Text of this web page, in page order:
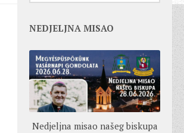
NEDJELJNA MISAO
Nedjeljna misao našeg biskupa